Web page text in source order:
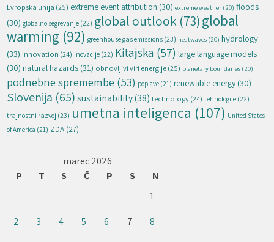
Evropska unija (25) extreme event attribution (30) extreme weather (20) floods
(30) globalno segrevanje (22) global outlook (73)global
warming (92) greenhouse gas emissions (23) heatwaves (20) hydrology
(33) innovation (24) inovacije (22) Kitajska (57) large language models
(30) natural hazards (31) obnovljivi viri energije(25) planetary boundaries (20)
podnebne spremembe (53) poplave (21) renewable energy (30)
Slovenija (65) sustainability(38) technology(24) tehnologije (22)
trajnostni razvoj (23) umetna inteligenca (107) United States
of America (21) ZDA (27)
marec 2026
P
T S Č P S
N
1
2
3 4 5 6 7
8